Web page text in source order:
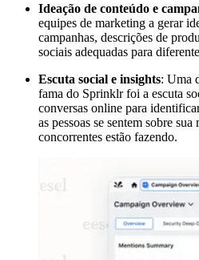
Ideação de conteúdo e
equipes de marketing a gerar
campanhas, descrições de
sociais adequadas para
Escuta social e insights: Uma
fama do Sprinklr foi a escuta
conversas online para
as pessoas se sentem sobre
concorrentes estão fazendo.